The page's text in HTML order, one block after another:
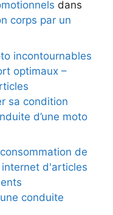
dans
corps par un
incontournables
optimaux –
sa condition
d’une moto
de
d'articles
conduite